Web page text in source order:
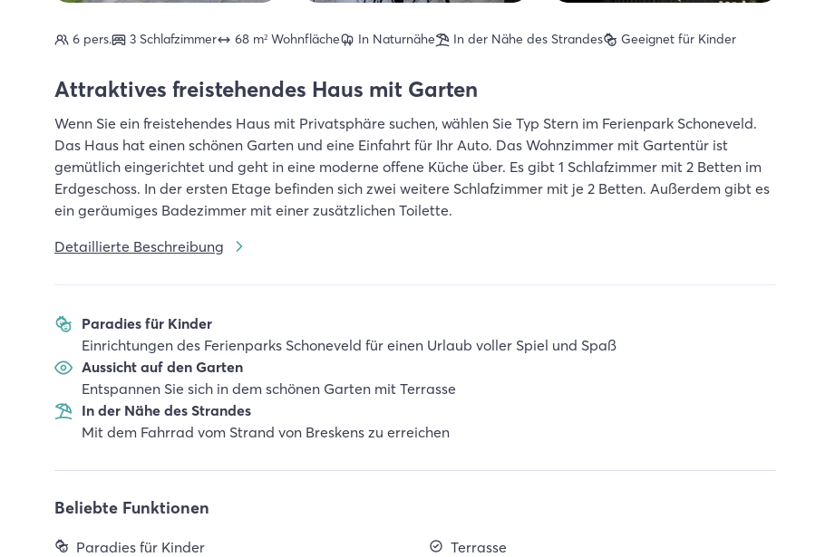
6 pers. 3 Schlafzimmer 68 m² Wohnfläche In Naturnähe In der Nähe des Strandes Geeignet für Kinder
Attraktives freistehendes Haus mit Garten
Wenn Sie ein freistehendes Haus mit Privatsphäre suchen, wählen Sie Typ Stern im Ferienpark Schoneveld.
Das Haus hat einen schönen Garten und eine Einfahrt für Ihr Auto. Das Wohnzimmer mit Gartentür ist
gemütlich eingerichtet und geht in eine moderne offene Küche über. Es gibt 1 Schlafzimmer mit 2 Betten im
Erdgeschoss. In der ersten Etage befinden sich zwei weitere Schlafzimmer mit je 2 Betten. Außerdem gibt es
ein geräumiges Badezimmer mit einer zusätzlichen Toilette.
Detaillierte Beschreibung
Paradies für Kinder
Einrichtungen des Ferienparks Schoneveld für einen Urlaub voller Spiel und Spaß
Aussicht auf den Garten
Entspannen Sie sich in dem schönen Garten mit Terrasse
In der Nähe des Strandes
Mit dem Fahrrad vom Strand von Breskens zu erreichen
Beliebte Funktionen
Paradies für Kinder
Terrasse